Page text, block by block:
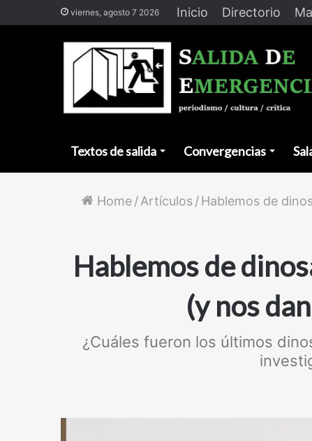
viernes, agosto 7 2026 Inicio Directorio
Textos de salida Convergencias
Home / Artículos / Hablemos de
Hablemos de
(y nos
¿Cuáles fueron los últimos